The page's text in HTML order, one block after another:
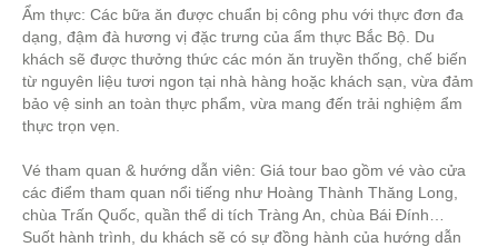
Ẩm thực: Các bữa ăn được chuẩn bị công phu với thực đơn đa
dạng, đậm đà hương vị đặc trưng của ẩm thực Bắc Bộ. Du
khách sẽ được thưởng thức các món ăn truyền thống, chế biến
từ nguyên liệu tươi ngon tại nhà hàng hoặc khách sạn, vừa đảm
bảo vệ sinh an toàn thực phẩm, vừa mang đến trải nghiệm ẩm
thực trọn vẹn.
Vé tham quan & hướng dẫn viên: Giá tour bao gồm vé vào cửa
các điểm tham quan nổi tiếng như Hoàng Thành Thăng Long,
chùa Trấn Quốc, quần thể di tích Tràng An, chùa Bái Đính…
Suốt hành trình, du khách sẽ có sự đồng hành của hướng dẫn